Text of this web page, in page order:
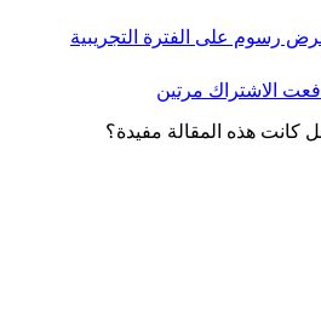
رسوم على الفترة التجريبية
الاشتراك مرتين
كانت هذه المقالة مفيدة؟